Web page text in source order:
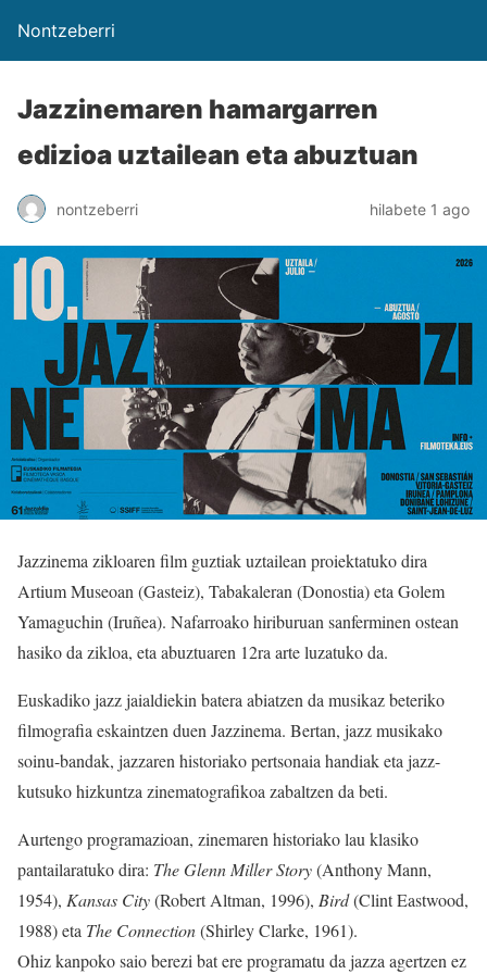
Nontzeberri
Jazzinemaren hamargarren
edizioa uztailean eta abuztuan
nontzeberri hilabete 1 ago
Jazzinema zikloaren film guztiak uztailean proiektatuko dira
Artium Museoan (Gasteiz), Tabakaleran (Donostia) eta Golem
Yamaguchin (Iruñea). Nafarroako hiriburuan sanferminen ostean
hasiko da zikloa, eta abuztuaren 12ra arte luzatuko da.
Euskadiko jazz jaialdiekin batera abiatzen da musikaz beteriko
filmografia eskaintzen duen Jazzinema. Bertan, jazz musikako
soinu-bandak, jazzaren historiako pertsonaia handiak eta jazz-
kutsuko hizkuntza zinematografikoa zabaltzen da beti.
Aurtengo programazioan, zinemaren historiako lau klasiko
pantailaratuko dira: The Glenn Miller Story(Anthony Mann,
1954), Kansas City(Robert Altman, 1996), Bird(Clint Eastwood,
1988) eta The Connection(Shirley Clarke, 1961).
Ohiz kanpoko saio berezi bat ere programatu da jazza agertzen ez